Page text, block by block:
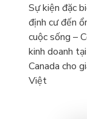
Sự kiện đặc
định cư đến
cuộc sống –
kinh doanh
Canada cho
Việt